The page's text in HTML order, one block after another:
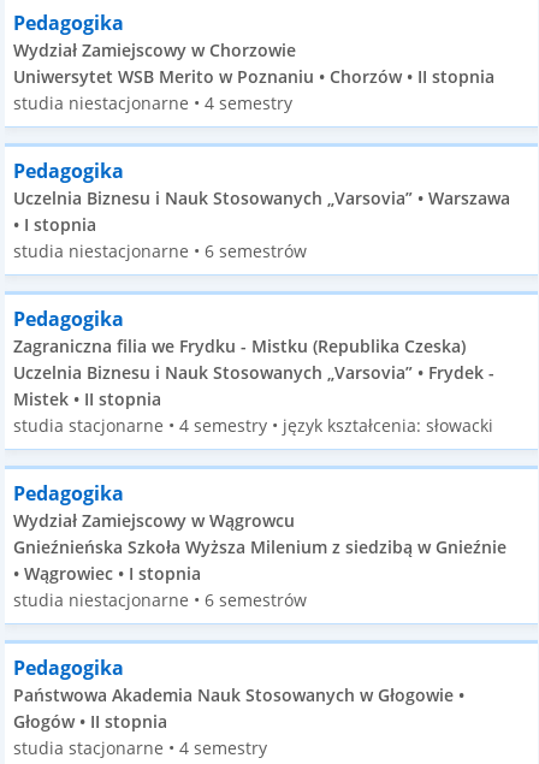
Pedagogika
Wydział Zamiejscowy w Chorzowie
Uniwersytet WSB Merito w Poznaniu • Chorzów • II stopnia
studia niestacjonarne • 4 semestry
Pedagogika
Uczelnia Biznesu i Nauk Stosowanych „Varsovia” • Warszawa
• I stopnia
studia niestacjonarne • 6 semestrów
Pedagogika
Zagraniczna filia we Frydku - Mistku (Republika Czeska)
Uczelnia Biznesu i Nauk Stosowanych „Varsovia” • Frydek -
Mistek • II stopnia
studia stacjonarne • 4 semestry • język kształcenia: słowacki
Pedagogika
Wydział Zamiejscowy w Wągrowcu
Gnieźnieńska Szkoła Wyższa Milenium z siedzibą w Gnieźnie
• Wągrowiec • I stopnia
studia niestacjonarne • 6 semestrów
Pedagogika
Państwowa Akademia Nauk Stosowanych w Głogowie •
Głogów • II stopnia
studia stacjonarne • 4 semestry